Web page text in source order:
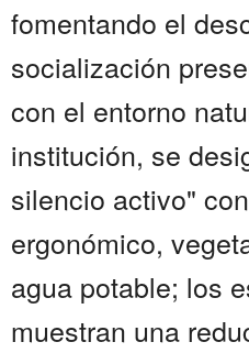
fomentando el
socialización
con el entorno
institución, se
silencio activo"
ergonómico,
agua potable; los
muestran una